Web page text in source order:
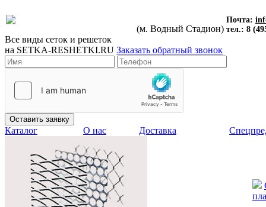
(м. Водный Стадион)
Почта:
тел.: 8
Все виды сеток и решеток
на SETKA-RESHETKI.RU Заказать обратный звонок
Каталог О нас Доставка